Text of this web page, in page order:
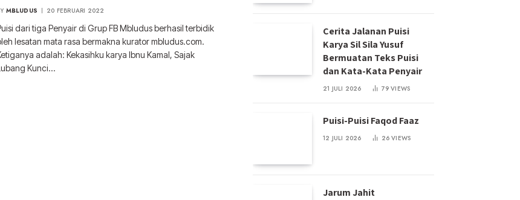
MBLUDUS 20 FEBRUARI 2022
dari tiga Penyair di Grup FB Mbludus berhasil terbidik
lesatan mata rasa bermakna kurator mbludus.com.
adalah: Kekasihku karya Ibnu Kamal, Sajak
Kunci…
Cerita Jalanan Puisi
Karya Sil Sila Yusuf
Bermuatan Teks Puisi
dan Kata-Kata Penyair
21 JULI 2026 79VIEWS
Puisi-Puisi Faqod Faaz
12 JULI 2026 26VIEWS
Jarum Jahit